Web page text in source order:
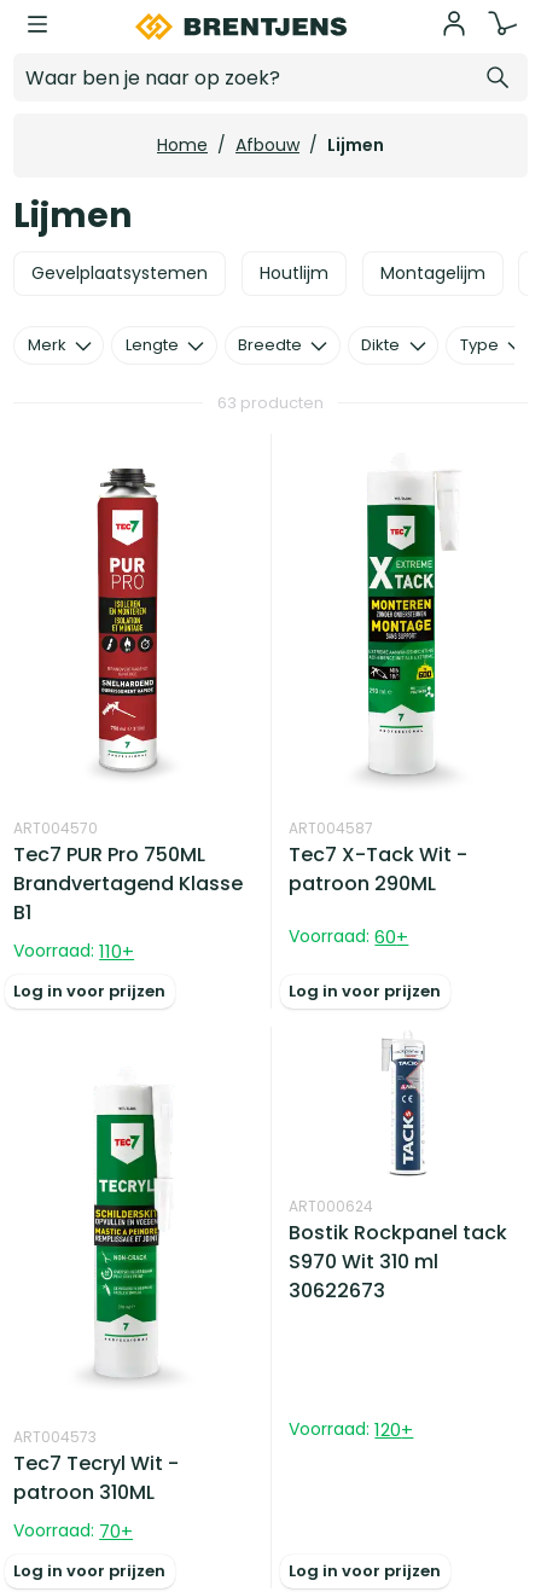
Ga naar hoofdinhoud
Home / Afbouw / Lijmen
Lijmen
Gevelplaatsystemen Houtlijm Montagelijm
63 producten
ART004570
Tec7 PUR Pro 750ML
Brandvertagend Klasse
B1
Voorraad: 110+
Log in voor prijzen
ART004587
Tec7 X-Tack Wit -
patroon 290ML
Voorraad: 60+
Log in voor prijzen
ART004573
Tec7 Tecryl Wit -
patroon 310ML
Voorraad: 70+
Log in voor prijzen
ART000624
Bostik Rockpanel tack
S970 Wit 310 ml
30622673
Voorraad: 120+
Log in voor prijzen
Merk Lengte Breedte Dikte Type